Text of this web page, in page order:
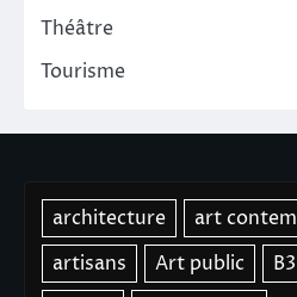
Théâtre
Tourisme